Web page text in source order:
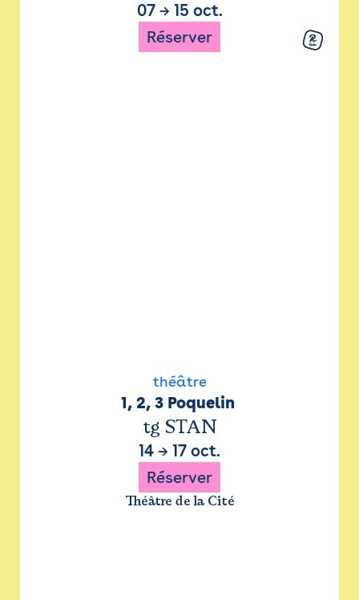
07→ 15 oct.
Réserver
théâtre
1, 2, 3 Poquelin
tg STAN
14 → 17 oct.
Réserver
Théâtre de la Cité